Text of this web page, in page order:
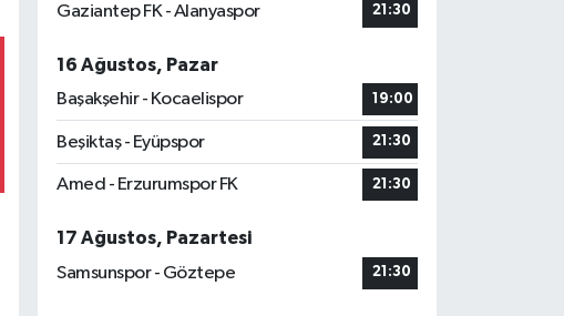
Gaziantep FK - Alanyaspor 21:30
16 Ağustos, Pazar
Başakşehir - Kocaelispor
19:00
Beşiktaş - Eyüpspor 21:30
Amed - Erzurumspor FK 21:30
17 Ağustos, Pazartesi
Samsunspor - Göztepe
21:30